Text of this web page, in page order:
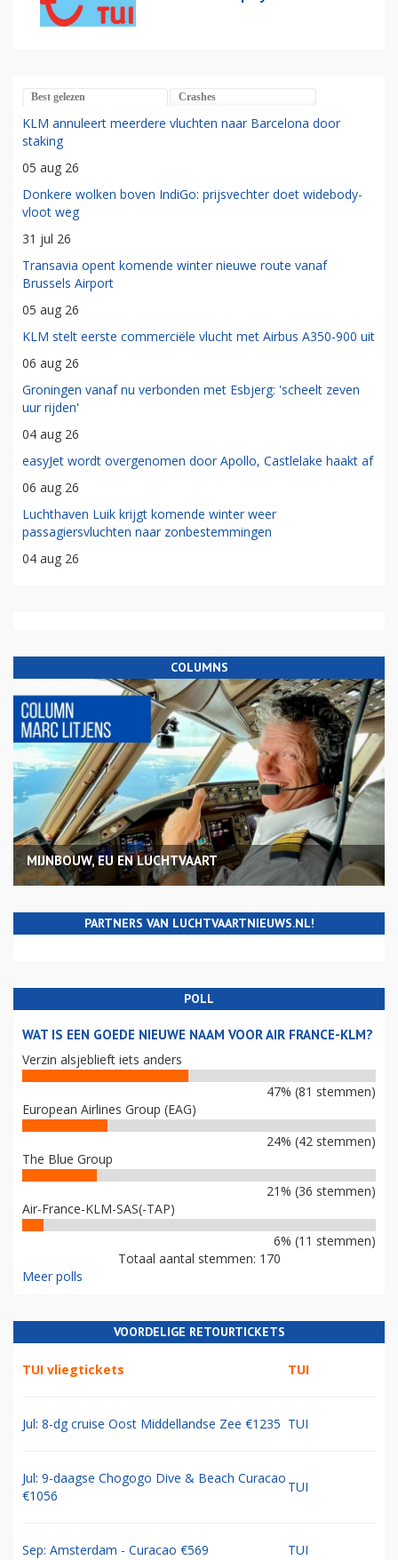
Best gelezen Crashes
KLM annuleert meerdere vluchten naar Barcelona door
staking
05 aug 26
Donkere wolken boven IndiGo: prijsvechter doet widebody-
vloot weg
31 jul 26
Transavia opent komende winter nieuwe route vanaf
Brussels Airport
05 aug 26
KLM stelt eerste commerciële vlucht met Airbus A350-900 uit
06 aug 26
Groningen vanaf nu verbonden met Esbjerg: 'scheelt zeven
uur rijden'
04 aug 26
easyJet wordt overgenomen door Apollo, Castlelake haakt af
06 aug 26
Luchthaven Luik krijgt komende winter weer
passagiersvluchten naar zonbestemmingen
04 aug 26
COLUMNS
MIJNBOUW, EU EN LUCHTVAART
PARTNERS VAN LUCHTVAARTNIEUWS.NL!
POLL
WAT IS EEN GOEDE NIEUWE NAAM VOOR AIR FRANCE-KLM?
Verzin alsjeblieft iets anders
47% (81 stemmen)
European Airlines Group (EAG)
24% (42 stemmen)
The Blue Group
21% (36 stemmen)
Air-France-KLM-SAS(-TAP)
6% (11 stemmen)
Totaal aantal stemmen: 170
Meer polls
VOORDELIGE RETOURTICKETS
TUI vliegtickets TUI
Jul: 8-dg cruise Oost Middellandse Zee €1235 TUI
Jul: 9-daagse Chogogo Dive & Beach Curacao
€1056
TUI
Sep: Amsterdam - Curacao €569 TUI